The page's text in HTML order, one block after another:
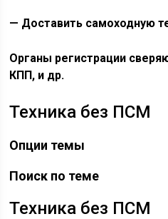
— Доставить самоходную
Органы регистрации
КПП, и др.
Техника без ПСМ
Опции темы
Поиск по теме
Техника без ПСМ